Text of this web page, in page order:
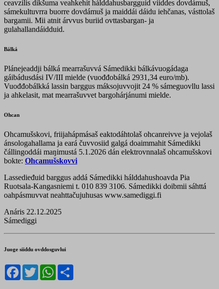
ceavzilis dikšuma veahkehit hálddahusbargguid viiddes dovdámuš,
sámekultuvrra buorre dovdámuš ja maiddái dáidu iehčanas, vásttolaš
bargamii. Mii atnit árvvus buriid ovttasbargan- ja
gulahallandáidduid.
Bálká
Plánejeaddji bálká mearrašuvvá Sámedikki bálkávuogádaga
gáibádusdási IV/III mielde (vuođđobálká 2931,34 euro/mb).
Vuođđobálkká lassin barggus máksojuvvojit 24 % sámeguovllu lassi
ja ahkelasit, mat mearrašuvvet bargohárjánumi mielde.
Ohcan
Ohcamušskovi, friijahápmásaš eaktodáhtolaš ohcanreivve ja vejolaš
ánsologahallama ja eará čuvvosiid galgá doaimmahit Sámedikki
čállingoddái maŋimustá 5.1.2026 dán elektrovnnalaš ohcamušskovi
bokte: Ohcamušskovvi
Lassedieđuid barggus addá Sámedikki hálddahushoavda Pia
Ruotsala-Kangasniemi t. 010 839 3106. Sámedikki doibmii sáhttá
oahpásmuvvat neahttačujuhusas www.samediggi.fi
Anáris 22.12.2025
Sámediggi
Juoge siiddu ovddosguvlui
Facebook
TwitterWhatsApp